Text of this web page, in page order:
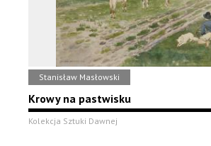
Stanisław Masłowski
Krowy na pastwisku
Kolekcja Sztuki Dawnej